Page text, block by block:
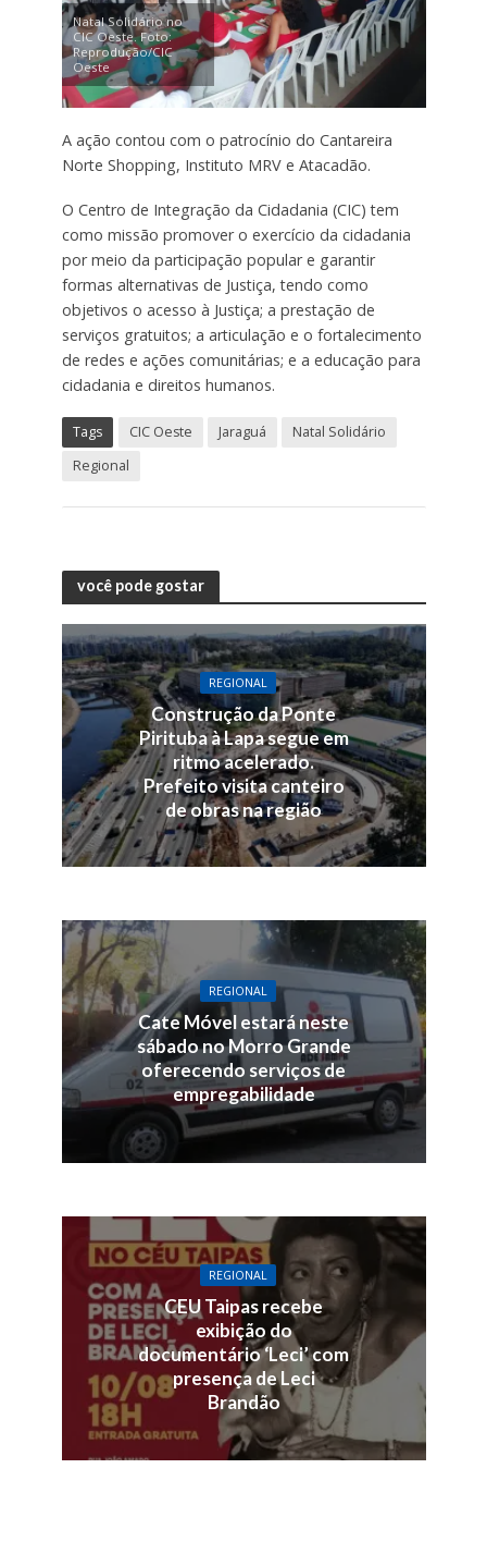
Natal Solidário no
CIC Oeste. Foto:
Reprodução/CIC
Oeste
A ação contou com o patrocínio do Cantareira
Norte Shopping, Instituto MRV e Atacadão.
O Centro de Integração da Cidadania (CIC) tem
como missão promover o exercício da cidadania
por meio da participação popular e garantir
formas alternativas de Justiça, tendo como
objetivos o acesso à Justiça; a prestação de
serviços gratuitos; a articulação e o fortalecimento
de redes e ações comunitárias; e a educação para
cidadania e direitos humanos.
Tags CIC Oeste Jaraguá
Natal Solidário
Regional
você pode gostar
REGIONAL
Construção da Ponte
Pirituba à Lapa segue em
ritmo acelerado.
Prefeito visita canteiro
de obras na região
REGIONAL
Cate Móvel estará neste
sábado no Morro Grande
oferecendo serviços de
empregabilidade
REGIONAL
CEU Taipas recebe
exibição do
documentário ‘Leci’ com
presença de Leci
Brandão